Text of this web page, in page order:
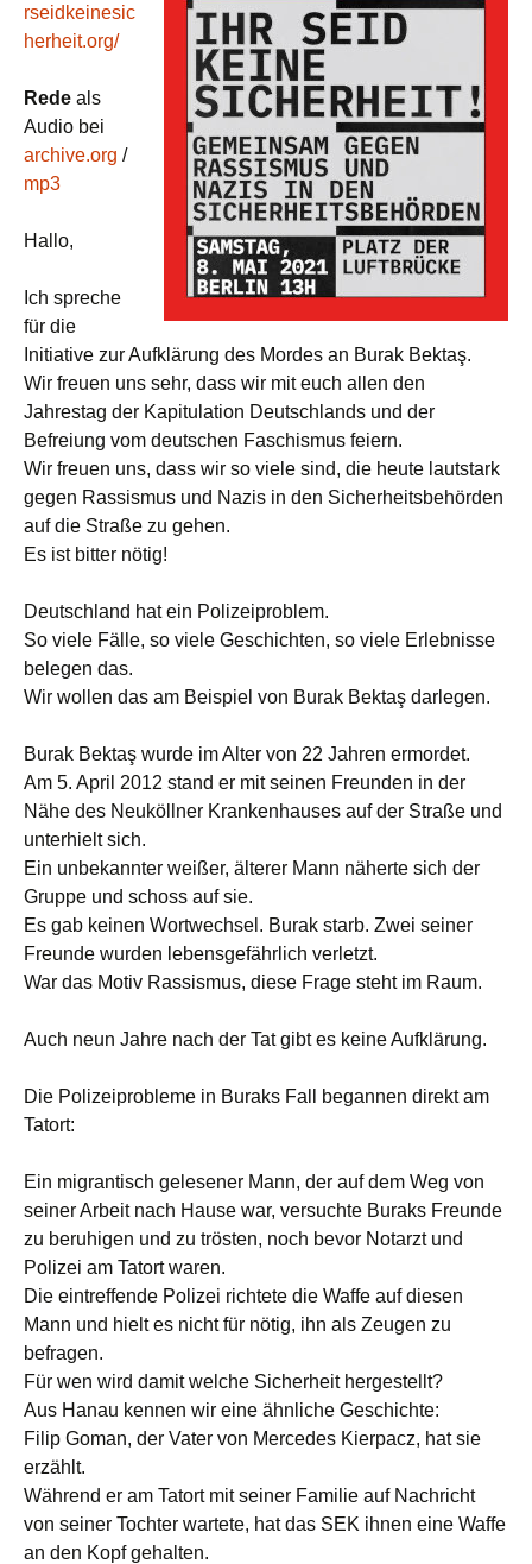
rseidkeinesic
herheit.org/
Rede als
Audio bei
archive.org /
mp3
Hallo,
Ich spreche
für die
Initiative zur Aufklärung des Mordes an Burak Bektaş.
Wir freuen uns sehr, dass wir mit euch allen den
Jahrestag der Kapitulation Deutschlands und der
Befreiung vom deutschen Faschismus feiern.
Wir freuen uns, dass wir so viele sind, die heute lautstark
gegen Rassismus und Nazis in den Sicherheitsbehörden
auf die Straße zu gehen.
Es ist bitter nötig!
Deutschland hat ein Polizeiproblem.
So viele Fälle, so viele Geschichten, so viele Erlebnisse
belegen das.
Wir wollen das am Beispiel von Burak Bektaş darlegen.
Burak Bektaş wurde im Alter von 22 Jahren ermordet.
Am 5. April 2012 stand er mit seinen Freunden in der
Nähe des Neuköllner Krankenhauses auf der Straße und
unterhielt sich.
Ein unbekannter weißer, älterer Mann näherte sich der
Gruppe und schoss auf sie.
Es gab keinen Wortwechsel. Burak starb. Zwei seiner
Freunde wurden lebensgefährlich verletzt.
War das Motiv Rassismus, diese Frage steht im Raum.
Auch neun Jahre nach der Tat gibt es keine Aufklärung.
Die Polizeiprobleme in Buraks Fall begannen direkt am
Tatort:
Ein migrantisch gelesener Mann, der auf dem Weg von
seiner Arbeit nach Hause war, versuchte Buraks Freunde
zu beruhigen und zu trösten, noch bevor Notarzt und
Polizei am Tatort waren.
Die eintreffende Polizei richtete die Waffe auf diesen
Mann und hielt es nicht für nötig, ihn als Zeugen zu
befragen.
Für wen wird damit welche Sicherheit hergestellt?
Aus Hanau kennen wir eine ähnliche Geschichte:
Filip Goman, der Vater von Mercedes Kierpacz, hat sie
erzählt.
Während er am Tatort mit seiner Familie auf Nachricht
von seiner Tochter wartete, hat das SEK ihnen eine Waffe
an den Kopf gehalten.